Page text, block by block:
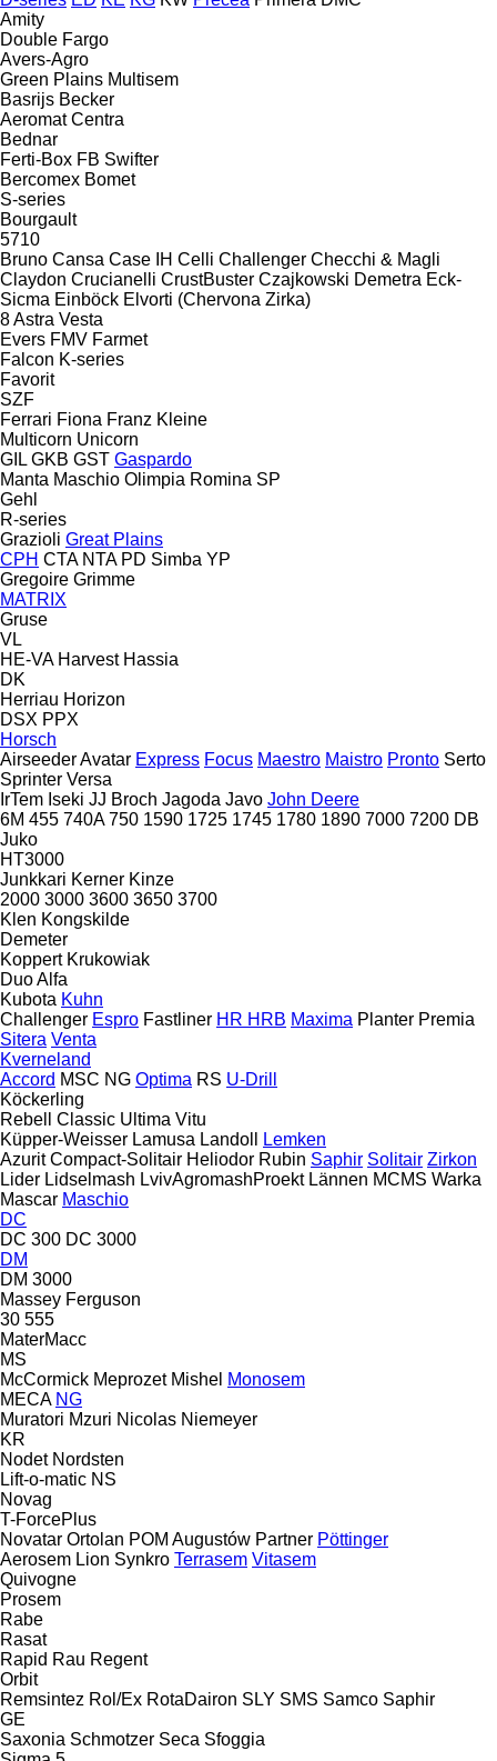
Amity
Double Fargo
Avers-Agro
Green Plains Multisem
Basrijs Becker
Aeromat Centra
Bednar
Ferti-Box FB Swifter
Bercomex Bomet
S-series
Bourgault
5710
Bruno Cansa Case IH Celli Challenger Checchi & Magli
Claydon Crucianelli CrustBuster Czajkowski Demetra Eck-
Sicma Einböck Elvorti (Chervona Zirka)
8Astra Vesta
Evers FMV Farmet
Falcon K-series
Favorit
SZF
Ferrari Fiona Franz Kleine
Multicorn Unicorn
GIL GKB GST Gaspardo
Manta Maschio Olimpia Romina SP
Gehl
R-series
Grazioli Great Plains
CPH CTA NTA PD Simba YP
Gregoire Grimme
MATRIX
Gruse
VL
HE-VA Harvest Hassia
DK
Herriau Horizon
DSX PPX
Horsch
AirseederAvatar Express Focus Maestro Maistro Pronto Serto
Sprinter Versa
IrTem Iseki JJ Broch Jagoda Javo John Deere
6M 455 740A 750 1590 1725 1745 1780 1890 7000 7200 DB
Juko
HT3000
Junkkari Kerner Kinze
2000 3000 3600 3650 3700
Klen Kongskilde
Demeter
Koppert Krukowiak
Duo Alfa
Kubota Kuhn
Challenger Espro Fastliner HR HRB Maxima Planter Premia
Sitera Venta
Kverneland
Accord MSC NG Optima RS U-Drill
Köckerling
Rebell Classic Ultima Vitu
Küpper-Weisser Lamusa Landoll
Lemken
Azurit Compact-Solitair Heliodor Rubin Saphir Solitair Zirkon
Lider Lidselmash LvivAgromashProekt Lännen MCMS Warka
Mascar Maschio
DC
DC 300 DC 3000
DM
DM 3000
Massey Ferguson
30 555
MaterMacc
MS
McCormick Meprozet Mishel Monosem
MECA NG
Muratori Mzuri Nicolas Niemeyer
KR
Nodet Nordsten
Lift-o-matic NS
Novag
T-ForcePlus
Novatar Ortolan POM Augustów Partner Pöttinger
Aerosem Lion Synkro Terrasem Vitasem
Quivogne
Prosem
Rabe
Rasat
Rapid Rau Regent
Orbit
Remsintez Rol/Ex RotaDairon SLY SMS Samco Saphir
GE
Saxonia Schmotzer Seca Sfoggia